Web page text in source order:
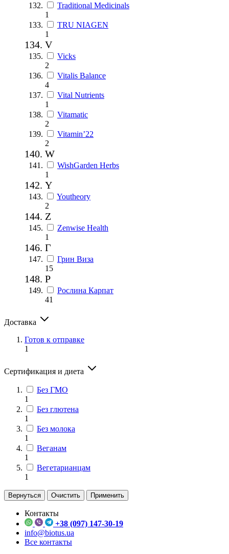
Traditional Medicinals
1
TRU NIAGEN
1
V
Vicks
2
Vitalis Balance
4
Vital Nutrients
1
Vitamatic
2
Vitamin’22
2
W
WishGarden Herbs
1
Y
Youtheory
2
Z
Zenwise Health
1
Г
Грин Виза
15
Р
Рослина Карпат
41
Доставка
Готов к отправке
1
Сертификация и диета
Без ГМО
1
Без глютена
1
Без молока
1
Веганам
1
Вегетарианцам
1
Вернуться Очистить Применить
Контакты
+38 (097) 147-30-19
info@biotus.ua
Все контакты